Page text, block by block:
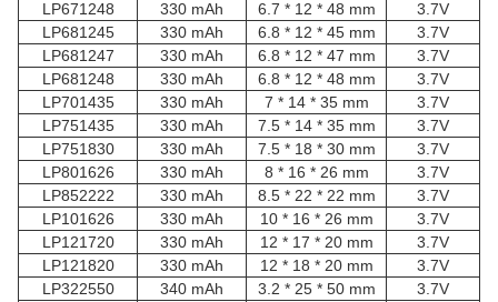
LP671248
330 mAh 6.7 * 12 * 48 mm
3.7V
LP681245
330 mAh 6.8 * 12 * 45 mm
3.7V
LP681247
330 mAh 6.8 * 12 * 47 mm
3.7V
LP681248
330 mAh 6.8 * 12 * 48 mm
3.7V
LP701435
330 mAh 7 * 14 * 35 mm
3.7V
LP751435
330 mAh 7.5 * 14 * 35 mm
3.7V
LP751830
330 mAh 7.5 * 18 * 30 mm
3.7V
LP801626
330 mAh 8 * 16 * 26 mm
3.7V
LP852222
330 mAh 8.5 * 22 * 22 mm
3.7V
LP101626
330 mAh 10 * 16 * 26 mm
3.7V
LP121720
330 mAh 12 * 17 * 20 mm
3.7V
LP121820
330 mAh 12 * 18 * 20 mm
3.7V
LP322550
340 mAh 3.2 * 25 * 50 mm
3.7V